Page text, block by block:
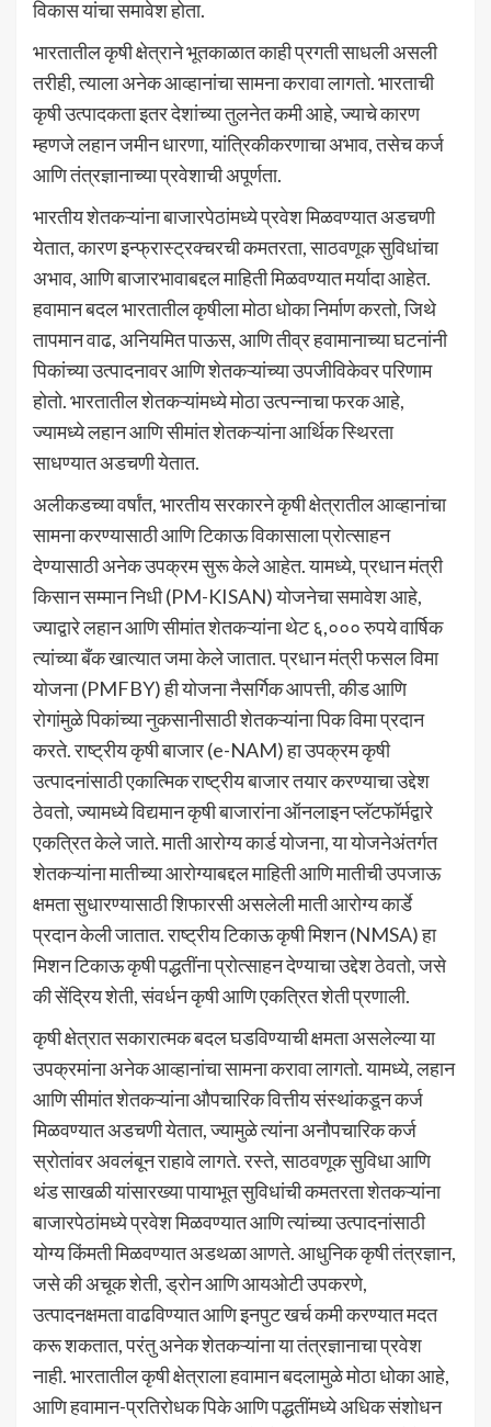
विकास यांचा समावेश होता.
भारतातील कृषी क्षेत्राने भूतकाळात काही प्रगती साधली असली
तरीही, त्याला अनेक आव्हानांचा सामना करावा लागतो. भारताची
कृषी उत्पादकता इतर देशांच्या तुलनेत कमी आहे, ज्याचे कारण
म्हणजे लहान जमीन धारणा, यांत्रिकीकरणाचा अभाव, तसेच कर्ज
आणि तंत्रज्ञानाच्या प्रवेशाची अपूर्णता.
भारतीय शेतकऱ्यांना बाजारपेठांमध्ये प्रवेश मिळवण्यात अडचणी
येतात, कारण इन्फ्रास्ट्रक्चरची कमतरता, साठवणूक सुविधांचा
अभाव, आणि बाजारभावाबद्दल माहिती मिळवण्यात मर्यादा आहेत.
हवामान बदल भारतातील कृषीला मोठा धोका निर्माण करतो, जिथे
तापमान वाढ, अनियमित पाऊस, आणि तीव्र हवामानाच्या घटनांनी
पिकांच्या उत्पादनावर आणि शेतकऱ्यांच्या उपजीविकेवर परिणाम
होतो. भारतातील शेतकऱ्यांमध्ये मोठा उत्पन्नाचा फरक आहे,
ज्यामध्ये लहान आणि सीमांत शेतकऱ्यांना आर्थिक स्थिरता
साधण्यात अडचणी येतात.
अलीकडच्या वर्षांत, भारतीय सरकारने कृषी क्षेत्रातील आव्हानांचा
सामना करण्यासाठी आणि टिकाऊ विकासाला प्रोत्साहन
देण्यासाठी अनेक उपक्रम सुरू केले आहेत. यामध्ये, प्रधान मंत्री
किसान सम्मान निधी (PM-KISAN) योजनेचा समावेश आहे,
ज्याद्वारे लहान आणि सीमांत शेतकऱ्यांना थेट ६,००० रुपये वार्षिक
त्यांच्या बँक खात्यात जमा केले जातात. प्रधान मंत्री फसल विमा
योजना (PMFBY) ही योजना नैसर्गिक आपत्ती, कीड आणि
रोगांमुळे पिकांच्या नुकसानीसाठी शेतकऱ्यांना पिक विमा प्रदान
करते. राष्ट्रीय कृषी बाजार (e-NAM) हा उपक्रम कृषी
उत्पादनांसाठी एकात्मिक राष्ट्रीय बाजार तयार करण्याचा उद्देश
ठेवतो, ज्यामध्ये विद्यमान कृषी बाजारांना ऑनलाइन प्लॅटफॉर्मद्वारे
एकत्रित केले जाते. माती आरोग्य कार्ड योजना, या योजनेअंतर्गत
शेतकऱ्यांना मातीच्या आरोग्याबद्दल माहिती आणि मातीची उपजाऊ
क्षमता सुधारण्यासाठी शिफारसी असलेली माती आरोग्य कार्डे
प्रदान केली जातात. राष्ट्रीय टिकाऊ कृषी मिशन (NMSA) हा
मिशन टिकाऊ कृषी पद्धतींना प्रोत्साहन देण्याचा उद्देश ठेवतो, जसे
की सेंद्रिय शेती, संवर्धन कृषी आणि एकत्रित शेती प्रणाली.
कृषी क्षेत्रात सकारात्मक बदल घडविण्याची क्षमता असलेल्या या
उपक्रमांना अनेक आव्हानांचा सामना करावा लागतो. यामध्ये, लहान
आणि सीमांत शेतकऱ्यांना औपचारिक वित्तीय संस्थांकडून कर्ज
मिळवण्यात अडचणी येतात, ज्यामुळे त्यांना अनौपचारिक कर्ज
स्रोतांवर अवलंबून राहावे लागते. रस्ते, साठवणूक सुविधा आणि
थंड साखळी यांसारख्या पायाभूत सुविधांची कमतरता शेतकऱ्यांना
बाजारपेठांमध्ये प्रवेश मिळवण्यात आणि त्यांच्या उत्पादनांसाठी
योग्य किंमती मिळवण्यात अडथळा आणते. आधुनिक कृषी तंत्रज्ञान,
जसे की अचूक शेती, ड्रोन आणि आयओटी उपकरणे,
उत्पादनक्षमता वाढविण्यात आणि इनपुट खर्च कमी करण्यात मदत
करू शकतात, परंतु अनेक शेतकऱ्यांना या तंत्रज्ञानाचा प्रवेश
नाही. भारतातील कृषी क्षेत्राला हवामान बदलामुळे मोठा धोका आहे,
आणि हवामान-प्रतिरोधक पिके आणि पद्धतींमध्ये अधिक संशोधन